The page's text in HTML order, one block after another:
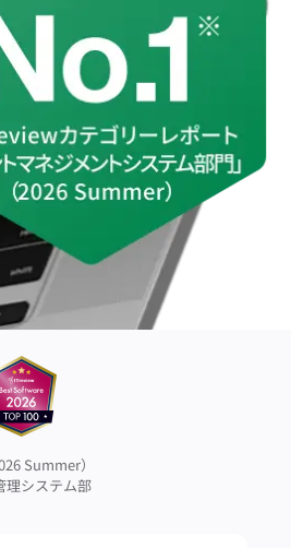
Summer）
システム部